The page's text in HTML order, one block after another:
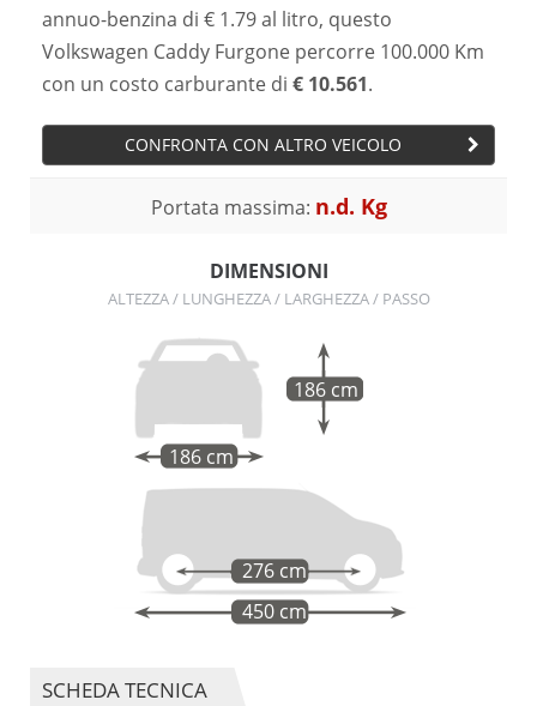
annuo-benzina di € 1.79 al litro, questo
Volkswagen Caddy Furgone percorre 100.000 Km
con un costo carburante di € 10.561.
CONFRONTA CON ALTRO VEICOLO
Portata massima: n.d. Kg
DIMENSIONI
ALTEZZA / LUNGHEZZA / LARGHEZZA / PASSO
186 cm
186 cm
450 cm
276 cm
SCHEDA TECNICA